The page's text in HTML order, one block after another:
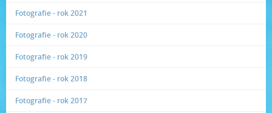
Fotografie - rok 2021
Fotografie - rok 2020
Fotografie - rok 2019
Fotografie - rok 2018
Fotografie - rok 2017